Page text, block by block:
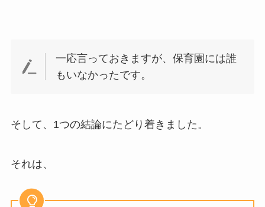
一応言っておきますが、保育園には誰
もいなかったです。
そして、1つの結論にたどり着きました。
それは、